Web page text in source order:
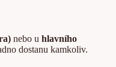
nebo u hlavního
dostanu kamkoliv.